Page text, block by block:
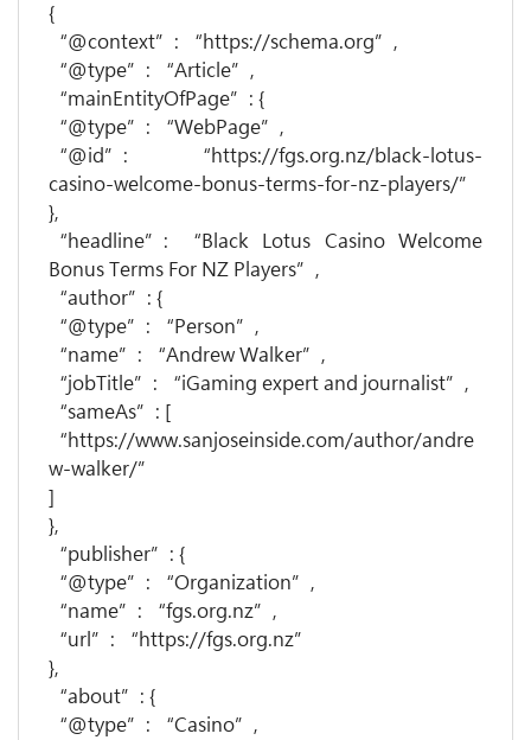
{
“@context”: “https://schema.org”,
“@type”: “Article”,
“mainEntityOfPage”: {
“@type”: “WebPage”,
“@id”: “https://fgs.org.nz/black-lotus-
casino-welcome-bonus-terms-for-nz-players/”
},
“headline”: “Black Lotus Casino Welcome
Bonus Terms For NZ Players”,
“author”: {
“@type”: “Person”,
“name”: “Andrew Walker”,
“jobTitle”: “iGaming expert and journalist”,
“sameAs”: [
“https://www.sanjoseinside.com/author/andre
w-walker/”
]
},
“publisher”: {
“@type”: “Organization”,
“name”: “fgs.org.nz”,
“url”: “https://fgs.org.nz”
},
“about”: {
“@type”: “Casino”,